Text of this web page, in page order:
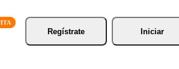
Regístrate
Iniciar